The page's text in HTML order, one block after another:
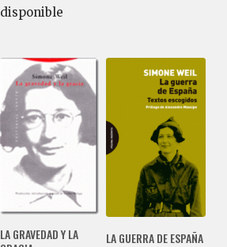
disponible
LA GRAVEDAD Y LA
LA GUERRA DE ESPAÑA